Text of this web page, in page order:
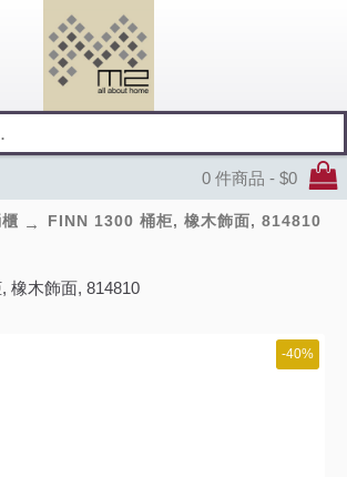
0 件商品 - $0
FINN 1300 桶柜, 橡木飾面, 814810
橡木飾面, 814810
-40%